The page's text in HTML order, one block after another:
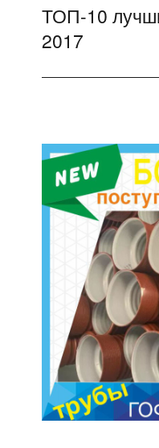
Следующая
запись:
ТОП-10
2017